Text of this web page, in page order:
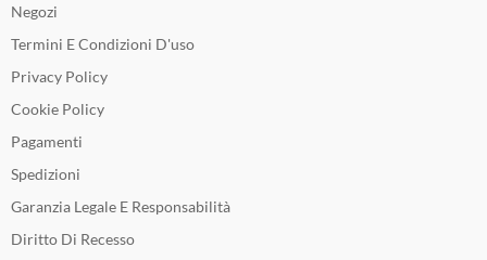
Negozi
Termini E Condizioni D'uso
Privacy Policy
Cookie Policy
Pagamenti
Spedizioni
Garanzia Legale E Responsabilità
Diritto Di Recesso